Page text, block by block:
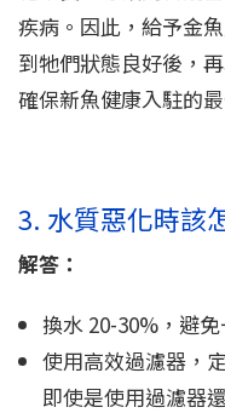
疾病。因此，給予金
到牠們狀態良好後，
確保新魚健康入駐的
3. 水質惡化時該
解答：
換水 20-30%，避
使用高效過濾器，
即使是使用過濾器